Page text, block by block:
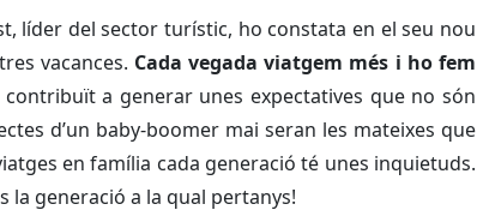
líder del sector turístic, ho constata en el seu nou
vacances. Cada vegada viatgem més i ho fem
contribuït a generar unes expectatives que no són
d’un baby-boomer mai seran les mateixes que
en família cada generació té unes inquietuds.
la generació a la qual pertanys!